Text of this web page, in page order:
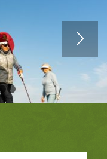
2 3 4 6 7